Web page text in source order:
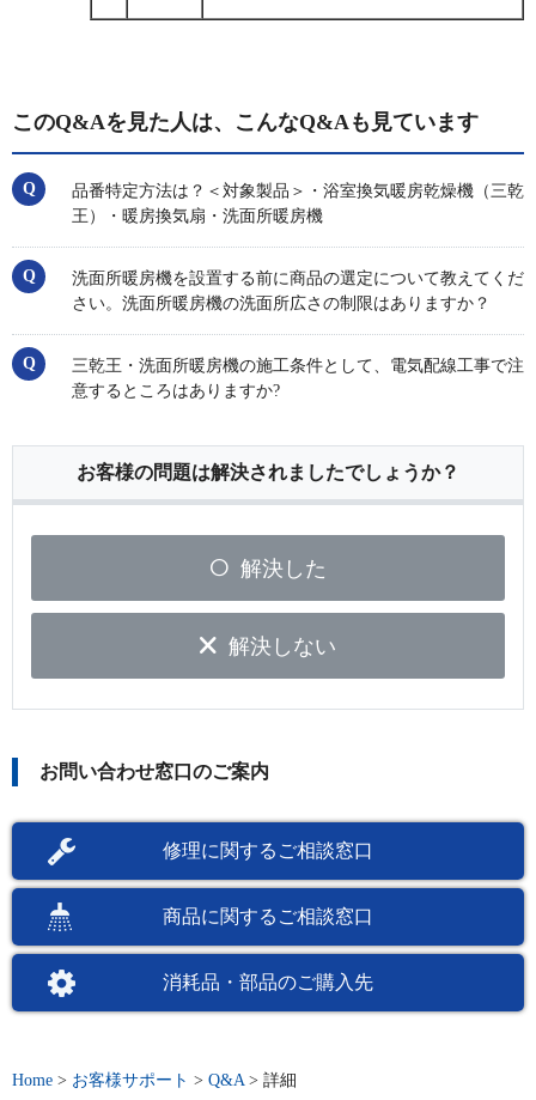
このQ&Aを見た人は、こんなQ&Aも見ています
品番特定方法は？＜対象製品＞・浴室換気暖房乾燥機（三乾
王）・暖房換気扇・洗面所暖房機
洗面所暖房機を設置する前に商品の選定について教えてくだ
さい。洗面所暖房機の洗面所広さの制限はありますか？
三乾王・洗面所暖房機の施工条件として、電気配線工事で注
意するところはありますか?
お客様の問題は解決されましたでしょうか？
解決した
解決しない
お問い合わせ窓口のご案内
修理に関するご相談窓口
商品に関するご相談窓口
消耗品・部品のご購入先
Home > お客様サポート > Q&A > 詳細